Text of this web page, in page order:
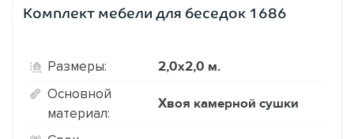
Комплект мебели для беседок 1686
Размеры: 2,0х2,0 м.
Основной
материал:
Хвоя камерной сушки